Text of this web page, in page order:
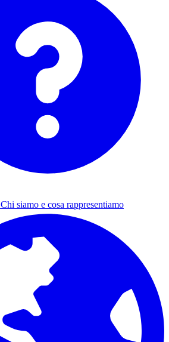
Chi siamo e cosa rappresentiamo